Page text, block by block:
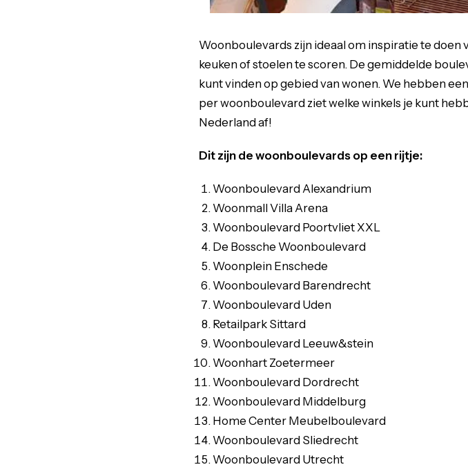
Woonboulevards zijn ideaal om inspiratie te
keuken of stoelen te scoren. De gemiddelde
kunt vinden op gebied van wonen. We hebben
per woonboulevard ziet welke winkels je kunt
Nederland af!
Dit zijn de woonboulevards op een rijtje:
Woonboulevard Alexandrium
Woonmall Villa Arena
Woonboulevard Poortvliet XXL
De Bossche Woonboulevard
Woonplein Enschede
Woonboulevard Barendrecht
Woonboulevard Uden
Retailpark Sittard
Woonboulevard Leeuw&stein
Woonhart Zoetermeer
Woonboulevard Dordrecht
Woonboulevard Middelburg
Home Center Meubelboulevard
Woonboulevard Sliedrecht
Woonboulevard Utrecht